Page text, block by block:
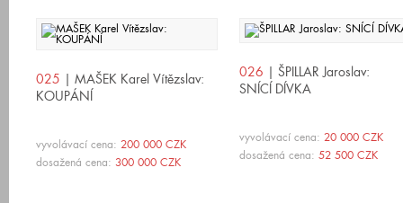
025 | MAŠEK Karel Vítězslav:
KOUPÁNÍ
vyvolávací cena: 200 000 CZK
dosažená cena: 300 000 CZK
026 | ŠPILLAR Jaroslav:
SNÍCÍ DÍVKA
vyvolávací cena: 20 000 CZK
dosažená cena: 52 500 CZK